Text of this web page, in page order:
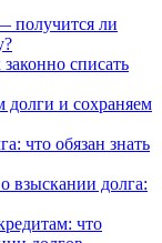
получится ли
списать
долги и сохраняем
что обязан знать
взыскании долга:
что